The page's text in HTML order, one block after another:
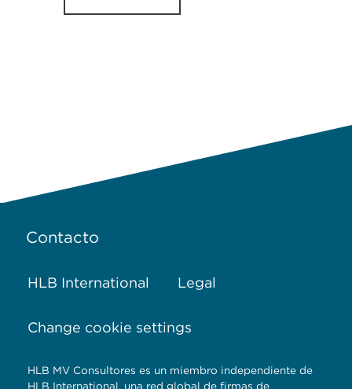
Contacto
HLB International Legal
Change cookie settings
HLB MV Consultores es un miembro independiente de
HLB International, una red global de firmas de